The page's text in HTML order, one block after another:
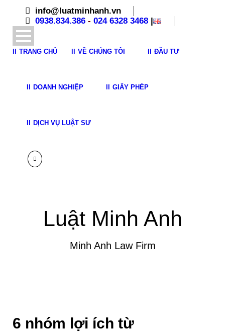
info@luatminhanh.vn
0938.834.386 - 024 6328 3468 |
TRANG CHỦ VỀ CHÚNG TÔI ĐẦU TƯ
DOANH NGHIỆP GIẤY PHÉP
DỊCH VỤ LUẬT SƯ
Luật Minh Anh
Minh Anh Law Firm
6 nhóm lợi ích từ